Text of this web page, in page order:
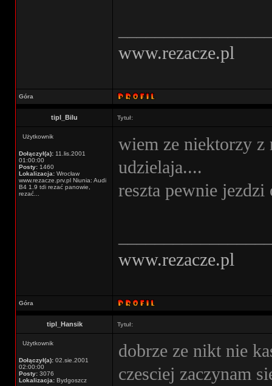
www.rezacze.pl
Góra
tipl_Bilu Tytuł:
Użytkownik
Dołączył(a): 11.lis.2001
01:00:00
Posty: 1460
Lokalizacja: Wrocław
www.rezacze.prv.pl Niunia: Audi
B4 1.9 tdi rezać panowie,
rezać...
wiem ze niektorzy z
udzielaja....
reszta pewnie
www.rezacze.pl
Góra
tipl_Hansik Tytuł:
Użytkownik
Dołączył(a): 02.sie.2001
02:00:00
Posty: 3076
Lokalizacja: Bydgoszcz
dobrze ze nikt nie
czesciej zaczynam